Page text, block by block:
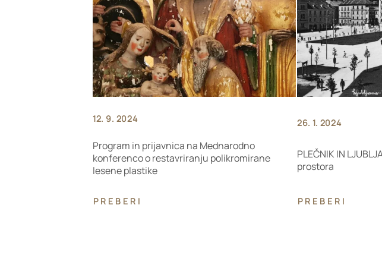
12. 9. 2024
Program in prijavnica na Mednarodno
konferenco o restavriranju polikromirane
lesene plastike
PREBERI
26. 1. 2024
PLEČNIK IN
prostora
PREBERI